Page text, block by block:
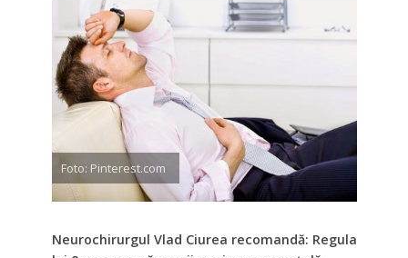
Foto: Pinterest.com
Neurochirurgul Vlad Ciurea recomandă: Regula